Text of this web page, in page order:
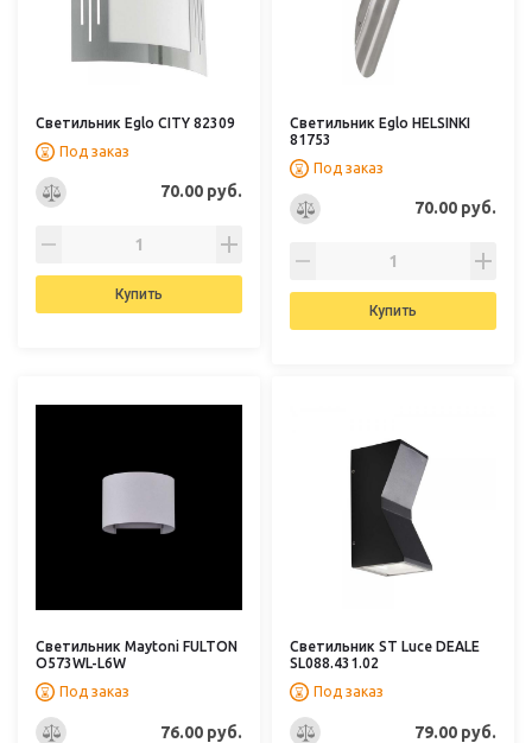
Светильник Eglo CITY 82309
Под заказ
70.00 руб.
Купить
Светильник Eglo HELSINKI
81753
Под заказ
70.00 руб.
Купить
Светильник Maytoni FULTON
O573WL-L6W
Под заказ
76.00 руб.
Светильник ST Luce DEALE
SL088.431.02
Под заказ
79.00 руб.